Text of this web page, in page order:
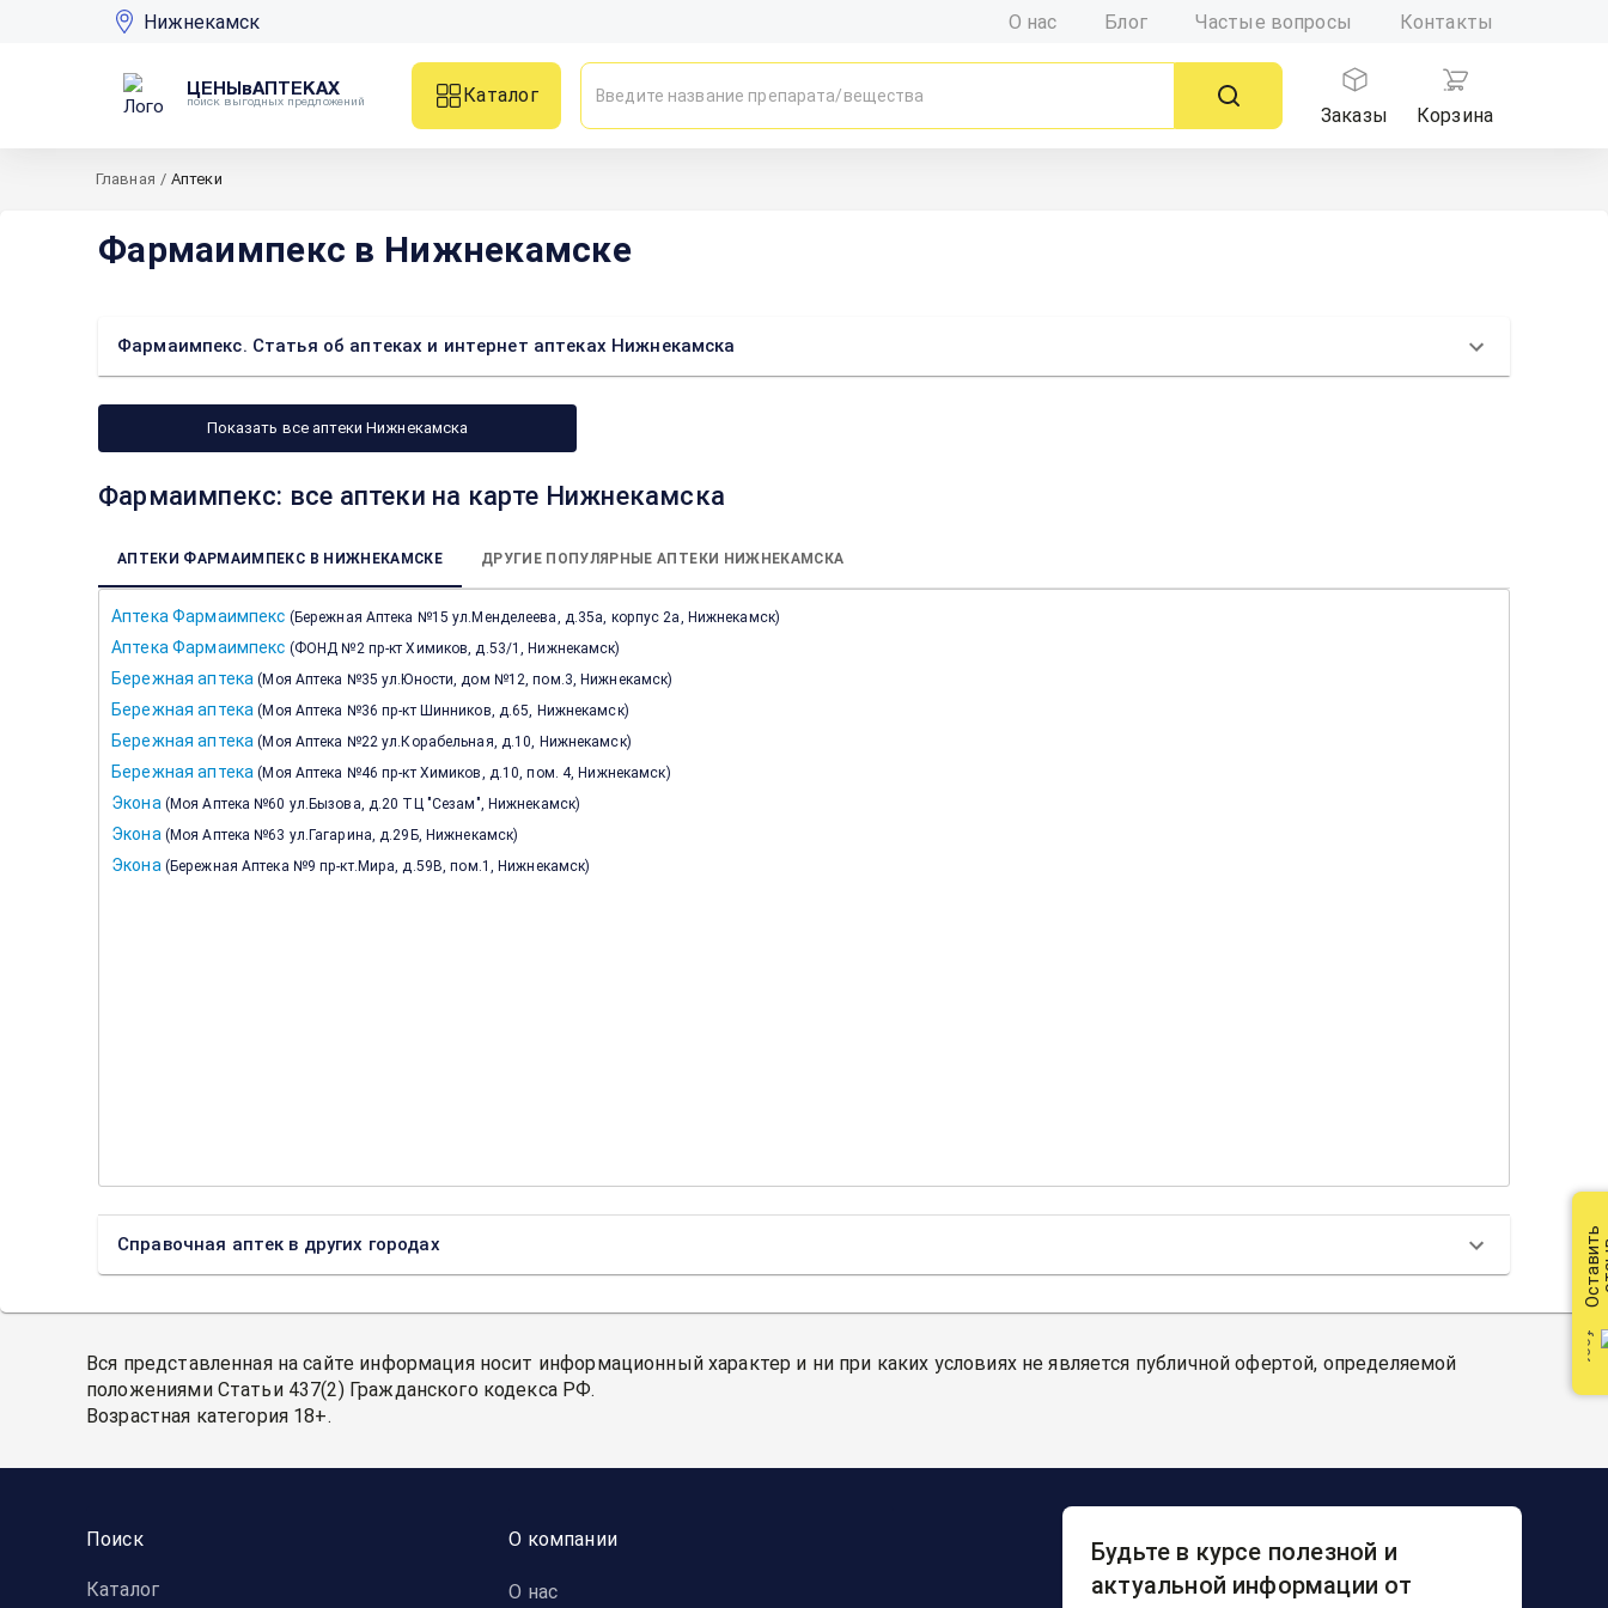
Нижнекамск О нас Блог Частые вопросы Контакты
ЦЕНЫвАПТЕКАХ
поиск выгодных предложений
Каталог
Заказы
Корзина
Главная / Аптеки
Фармаимпекс в Нижнекамске
Фармаимпекс. Статья об аптеках и интернет аптеках Нижнекамска
Показать все аптеки Нижнекамска
Фармаимпекс: все аптеки на карте Нижнекамска
АПТЕКИ ФАРМАИМПЕКС В НИЖНЕКАМСКЕ ДРУГИЕ ПОПУЛЯРНЫЕ АПТЕКИ НИЖНЕКАМСКА
Аптека Фармаимпекс ( Бережная Аптека №15 ул.Менделеева, д.35а, корпус 2а, Нижнекамск)
Аптека Фармаимпекс (ФОНД №2 пр-кт Химиков, д.53/1, Нижнекамск)
Бережная аптека ( Моя Аптека №35 ул.Юности, дом №12, пом.3, Нижнекамск)
Бережная аптека ( Моя Аптека №36 пр-кт Шинников, д.65, Нижнекамск)
Бережная аптека ( Моя Аптека №22 ул.Корабельная, д.10, Нижнекамск)
Бережная аптека ( Моя Аптека №46 пр-кт Химиков, д.10, пом. 4, Нижнекамск)
Экона ( Моя Аптека №60 ул.Бызова, д.20 ТЦ "Сезам", Нижнекамск)
Экона ( Моя Аптека №63 ул.Гагарина, д.29Б, Нижнекамск)
Экона ( Бережная Аптека №9 пр-кт.Мира, д.59В, пом.1, Нижнекамск)
Справочная аптек в других городах
Вся представленная на сайте информация носит информационный характер и ни при каких условиях не является публичной офертой, определяемой
положениями Статьи 437(2) Гражданского кодекса РФ.
Возрастная категория 18+.
Поиск
Каталог
О компании
О нас
Будьте в курсе полезной и
актуальной информации от
Оставить